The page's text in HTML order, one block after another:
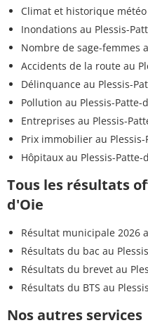
Climat et historique
Inondations au Plessis-
Nombre de sage-femmes
Accidents de la route au
Délinquance au Plessis-
Pollution au Plessis-Patte-
Entreprises au Plessis-
Prix immobilier au
Hôpitaux au Plessis-Patte-
Tous les résultats
d'Oie
Résultat municipale 2026
Résultats du bac au
Résultats du brevet au
Résultats du BTS au
Nos autres services